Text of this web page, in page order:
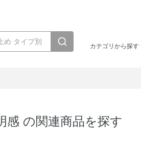
カテゴリから探す
感 の関連商品を探す